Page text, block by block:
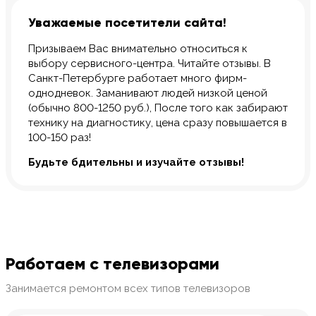
Уважаемые посетители сайта!
Призываем Вас внимательно относиться к
выбору сервисного-центра. Читайте отзывы. В
Санкт-Петербурге работает много фирм-
однодневок. Заманивают людей низкой ценой
(обычно 800-1250 руб.), После того как забирают
технику на диагностику, цена сразу повышается в
100-150 раз!
Будьте бдительны и изучайте отзывы!
Работаем с телевизорами
Занимается ремонтом всех типов телевизоров